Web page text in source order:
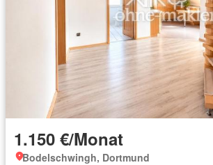
1.150 €/Monat
Bodelschwingh, Dortmund